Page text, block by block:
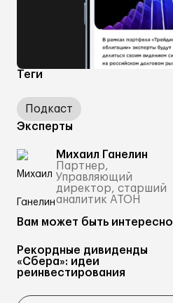
Теги
Подкаст
Эксперты
Михаил Ганелин
Партнер,
Управляющий
директор, старший
аналитик АТОН
Вам может быть интересно
Рекордные дивиденды
«Сбера»: идеи
реинвестирования